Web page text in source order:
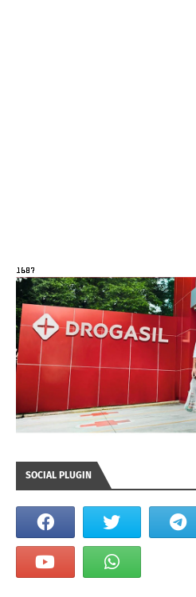
SOCIAL PLUGIN